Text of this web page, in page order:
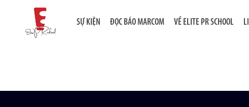
SỰ KIỆN ĐỌC BÁO MARCOM VỀ ELITE PR SCHOOL